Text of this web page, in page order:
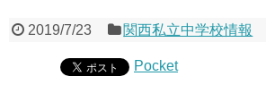
2019/7/23 関西私立中学校情報
Pocket